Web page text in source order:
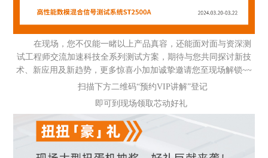
在现场，您不仅能一睹以上产品真容，还能面对面与资深测
试工程师交流加速科技全系列测试方案，期待与您共同探讨新技
术、新应用及新趋势，更多惊喜小加加诚挚邀请您至现场解锁~~
扫描下方二维码“预约VIP讲解”登记
即可到现场领取芯动好礼